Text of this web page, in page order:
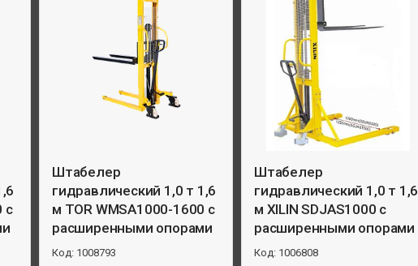
с
Штабелер
гидравлический 1,0 т 1,6
м TOR WMSA1000-1600 с
расширенными опорами
1008793
Штабелер
гидравлический 1,0 т 1,6
м XILIN SDJAS1000 с
расширенными опорами
1006808